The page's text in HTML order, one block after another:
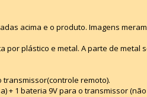
acima e o produto. Imagens
por plástico e metal. A parte de metal
remoto).
+ 1 bateria 9V para o transmissor